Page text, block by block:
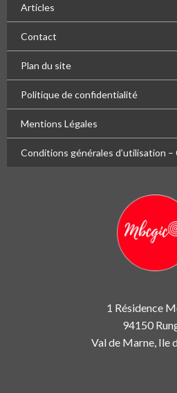
Articles
Contact
Plan du site
Politique de confidentialité
Mentions Légales
Conditions générales d’utilisation –
1 Résidence
94150
Val de Marne, Ile